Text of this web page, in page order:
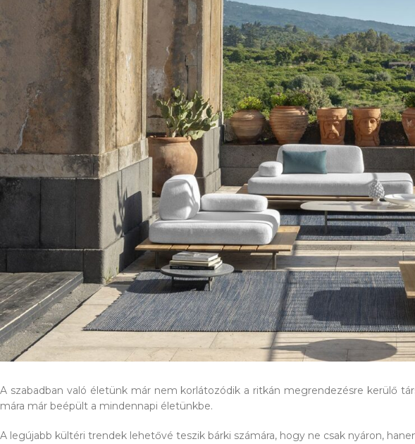
A szabadban való életünk már nem korlátozódik a ritkán megrendezésre kerülő
mára már beépült a mindennapi életünkbe.
A legújabb kültéri trendek lehetővé teszik bárki számára, hogy ne csak nyáron,